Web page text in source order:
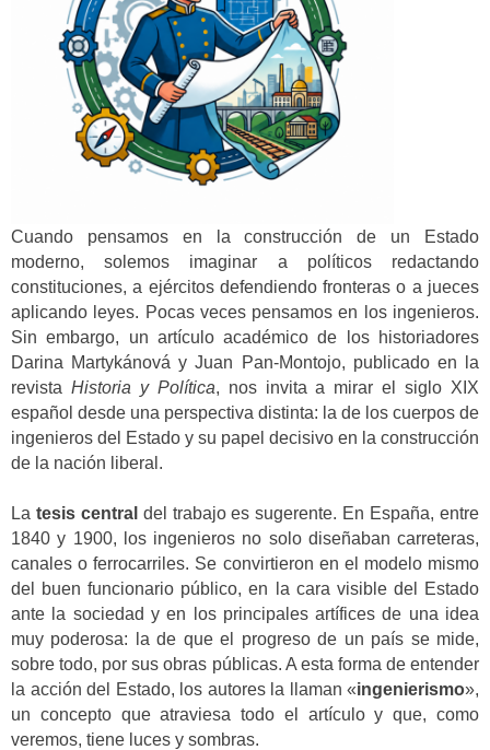
Cuando pensamos en la construcción de un Estado
moderno, solemos imaginar a políticos redactando
constituciones, a ejércitos defendiendo fronteras o a jueces
aplicando leyes. Pocas veces pensamos en los ingenieros.
Sin embargo, un artículo académico de los historiadores
Darina Martykánová y Juan Pan-Montojo, publicado en la
revista Historia y Política, nos invita a mirar el siglo XIX
español desde una perspectiva distinta: la de los cuerpos de
ingenieros del Estado y su papel decisivo en la construcción
de la nación liberal.
La tesis central del trabajo es sugerente. En España, entre
1840 y 1900, los ingenieros no solo diseñaban carreteras,
canales o ferrocarriles. Se convirtieron en el modelo mismo
del buen funcionario público, en la cara visible del Estado
ante la sociedad y en los principales artífices de una idea
muy poderosa: la de que el progreso de un país se mide,
sobre todo, por sus obras públicas. A esta forma de entender
la acción del Estado, los autores la llaman «ingenierismo»,
un concepto que atraviesa todo el artículo y que, como
veremos, tiene luces y sombras.